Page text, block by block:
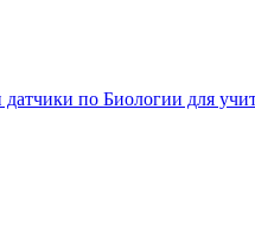
по Биологии для